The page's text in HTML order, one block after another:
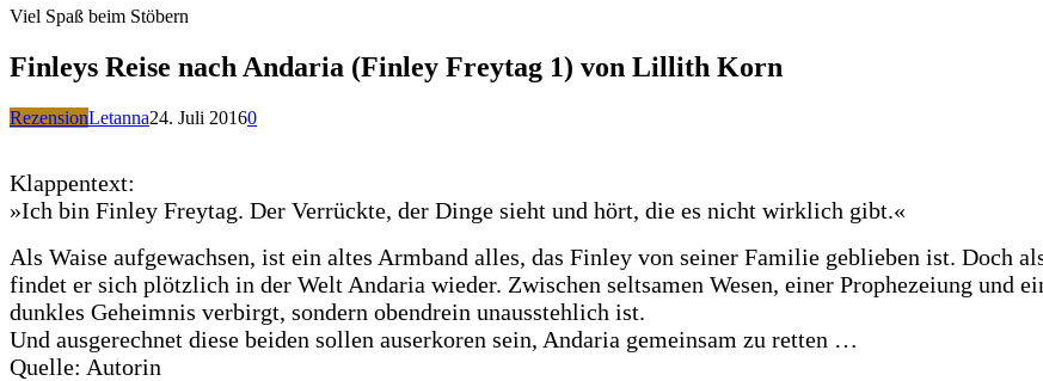
Viel Spaß beim Stöbern
Finleys Reise nach Andaria (Finley Freytag 1) von Lillith Korn
RezensionLetanna24. Juli 20160
Klappentext:
»Ich bin Finley Freytag. Der Verrückte, der Dinge sieht und hört, die es nicht wirklich gibt.«
Als Waise aufgewachsen, ist ein altes Armband alles, das Finley von seiner Familie geblieben ist. Doch
findet er sich plötzlich in der Welt Andaria wieder. Zwischen seltsamen Wesen, einer Prophezeiung und
dunkles Geheimnis verbirgt, sondern obendrein unausstehlich ist.
Und ausgerechnet diese beiden sollen auserkoren sein, Andaria gemeinsam zu retten …
Quelle: Autorin